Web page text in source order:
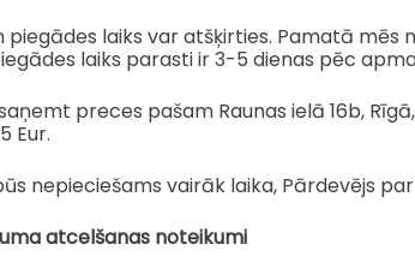
laiks var atšķirties. Pamatā
laiks parasti ir 3-5 dienas pēc
preces pašam Raunas ielā 16b,
Eur.
nepieciešams vairāk laika, Pārdevējs
atcelšanas noteikumi